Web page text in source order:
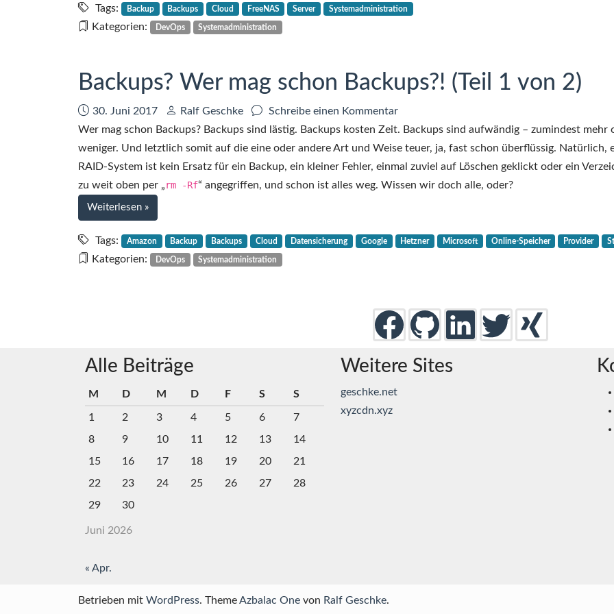
2
Wer
mag
2
von
Tags: Backup Backups Cloud FreeNAS Server Systemadministration
Kategorien: DevOps Systemadministration
Backups? Wer mag schon Backups?! (Teil 1 von 2)
Datum:
30. Juni 2017 Autor:
Ralf Geschke Schreibe einen Kommentarzu
Backups?
Wer
mag
schon
1
Wer mag schon Backups? Backups sind lästig. Backups kosten Zeit. Backups sind aufwändig – zumindest mehr
weniger. Und letztlich somit auf die eine oder andere Art und Weise teuer, ja, fast schon überflüssig. Natürlich,
RAID-System ist kein Ersatz für ein Backup, ein kleiner Fehler, einmal zuviel auf Löschen geklickt oder ein
zu weit oben per „rm -Rf“ angegriffen, und schon ist alles weg. Wissen wir doch alle, oder?
Weiterlesen bei
Backups?
Wer
mag
»
Tags: Amazon Backup Backups Cloud Datensicherung Google Hetzner Microsoft Online-Speicher Provider
Kategorien: DevOps Systemadministration
Alle Beiträge
Juni 2026
M D M D F S S
1 2 3 4 5 6
7
8
9 10 11 12 13
14
15
16 17 18 19 20
21
22
23 24 25 26 27
28
29
30
« Apr.
Weitere Sites
geschke.net
xyzcdn.xyz
Betrieben mit WordPress. ThemeAzbalac One von Ralf Geschke.